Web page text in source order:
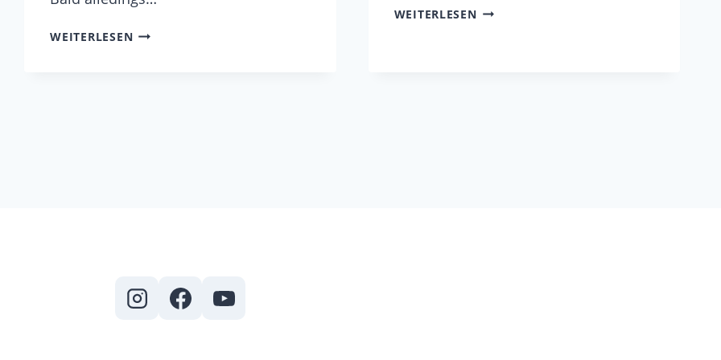
WEITERLESENUNSER
WEITERLESENAUSBILDUNG